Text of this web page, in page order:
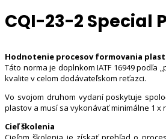
CQI-23-2 Special
Hodnotenie procesov formovania
Táto norma je doplnkom IATF 16949
kvalite v celom dodávateľskom reťazci.
Vo svojom druhom vydaní poskytuje
plastov a musí sa vykonávať minimálne 1 x
Cieľ školenia